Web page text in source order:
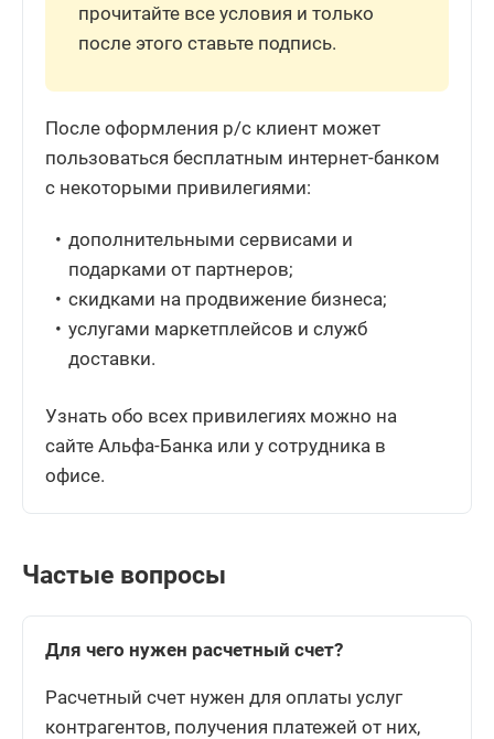
прочитайте все условия и только
после этого ставьте подпись.
После оформления р/с клиент может
пользоваться бесплатным интернет-банком
с некоторыми привилегиями:
дополнительными сервисами и
подарками от партнеров;
скидками на продвижение бизнеса;
услугами маркетплейсов и служб
доставки.
Узнать обо всех привилегиях можно на
сайте Альфа-Банка или у сотрудника в
офисе.
Частые вопросы
Для чего нужен расчетный счет?
Расчетный счет нужен для оплаты услуг
контрагентов, получения платежей от них,